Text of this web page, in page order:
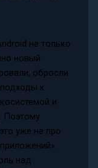
не только
новый
обросли
к
и
Поэтому
уже не про
над